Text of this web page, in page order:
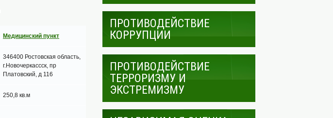
Медицинский пункт
346400 Ростовская область,
г.Новочеркассск, пр
Платовский, д 116
250,8 кв.м
ПРОТИВОДЕЙСТВИЕ
КОРРУПЦИИ
ПРОТИВОДЕЙСТВИЕ
ТЕРРОРИЗМУ И
ЭКСТРЕМИЗМУ